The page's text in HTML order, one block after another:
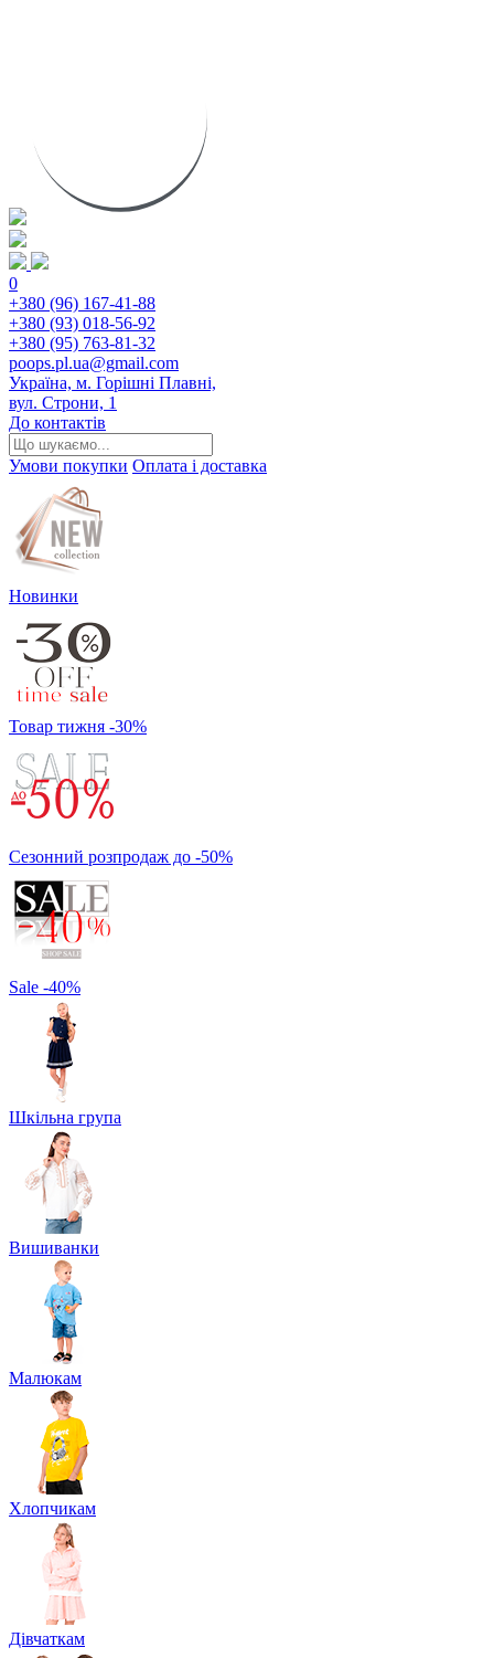
0
+380 (96) 167-41-88
+380 (93) 018-56-92
+380 (95) 763-81-32
poops.pl.ua@gmail.com
Україна, м. Горішні Плавні,
вул. Строни, 1
До контактів
Умови покупки Оплата і доставка
Новинки
Товар тижня -30%
Сезонний розпродаж до -50%
Sale -40%
Шкільна група
Вишиванки
Малюкам
Хлопчикам
Дівчаткам